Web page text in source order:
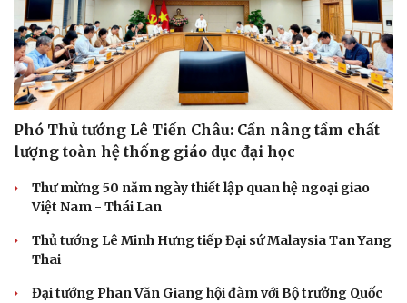
Phó Thủ tướng Lê Tiến Châu: Cần nâng tầm chất
lượng toàn hệ thống giáo dục đại học
Thư mừng 50 năm ngày thiết lập quan hệ ngoại giao
Việt Nam - Thái Lan
Thủ tướng Lê Minh Hưng tiếp Đại sứ Malaysia Tan Yang
Thai
Đại tướng Phan Văn Giang hội đàm với Bộ trưởng Quốc